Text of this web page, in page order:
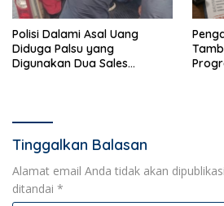
Polisi Dalami Asal Uang
Diduga Palsu yang
Digunakan Dua Sales
Tinggalkan Balasan
Alamat email Anda tidak akan
ditandai *